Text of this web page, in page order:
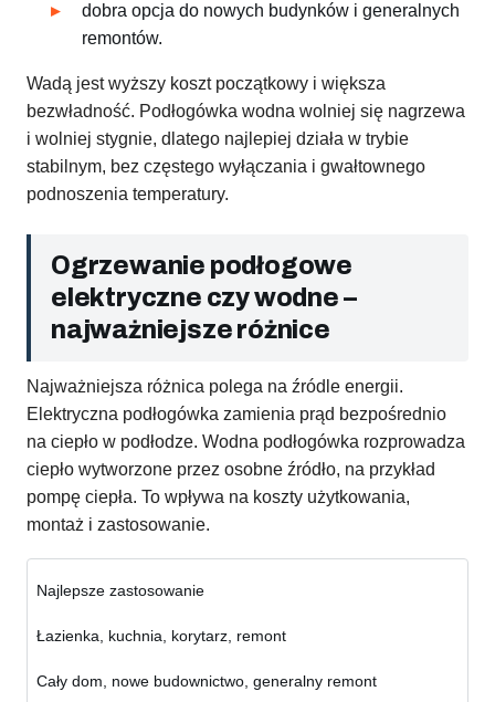
dobra opcja do nowych budynków i generalnych
remontów.
Wadą jest wyższy koszt początkowy i większa
bezwładność. Podłogówka wodna wolniej się nagrzewa
i wolniej stygnie, dlatego najlepiej działa w trybie
stabilnym, bez częstego wyłączania i gwałtownego
podnoszenia temperatury.
Ogrzewanie podłogowe
elektryczne czy wodne –
najważniejsze różnice
Najważniejsza różnica polega na źródle energii.
Elektryczna podłogówka zamienia prąd bezpośrednio
na ciepło w podłodze. Wodna podłogówka rozprowadza
ciepło wytworzone przez osobne źródło, na przykład
pompę ciepła. To wpływa na koszty użytkowania,
montaż i zastosowanie.
Najlepsze zastosowanie
Łazienka, kuchnia, korytarz, remont
Cały dom, nowe budownictwo, generalny remont